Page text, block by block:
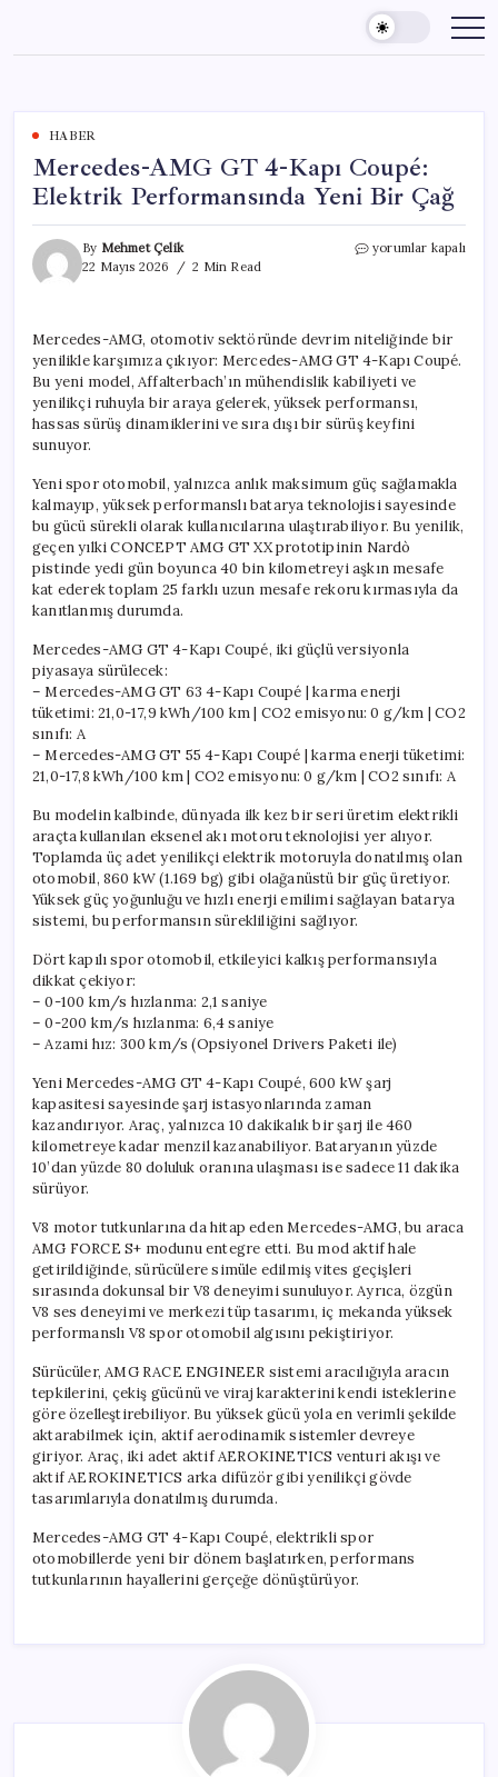
content
HABER
Mercedes-AMG GT 4-Kapı Coupé:
Elektrik Performansında Yeni Bir Çağ
By Mehmet Çelik
22 Mayıs 2026
2 Min Read
Mercedes-
Coupé:
Elektrik
Performansında
Yeni
Çağ
yorumlar kapalı
Mercedes-AMG, otomotiv sektöründe devrim niteliğinde bir
yenilikle karşımıza çıkıyor: Mercedes-AMG GT 4-Kapı Coupé.
Bu yeni model, Affalterbach’ın mühendislik kabiliyeti ve
yenilikçi ruhuyla bir araya gelerek, yüksek performansı,
hassas sürüş dinamiklerini ve sıra dışı bir sürüş keyfini
sunuyor.
Yeni spor otomobil, yalnızca anlık maksimum güç sağlamakla
kalmayıp, yüksek performanslı batarya teknolojisi sayesinde
bu gücü sürekli olarak kullanıcılarına ulaştırabiliyor. Bu yenilik,
geçen yılki CONCEPT AMG GT XX prototipinin Nardò
pistinde yedi gün boyunca 40 bin kilometreyi aşkın mesafe
kat ederek toplam 25 farklı uzun mesafe rekoru kırmasıyla da
kanıtlanmış durumda.
Mercedes-AMG GT 4-Kapı Coupé, iki güçlü versiyonla
piyasaya sürülecek:
– Mercedes-AMG GT 63 4-Kapı Coupé | karma enerji
tüketimi: 21,0-17,9 kWh/100 km | CO2 emisyonu: 0 g/km | CO2
sınıfı: A
– Mercedes-AMG GT 55 4-Kapı Coupé | karma enerji tüketimi:
21,0-17,8 kWh/100 km | CO2 emisyonu: 0 g/km | CO2 sınıfı: A
Bu modelin kalbinde, dünyada ilk kez bir seri üretim elektrikli
araçta kullanılan eksenel akı motoru teknolojisi yer alıyor.
Toplamda üç adet yenilikçi elektrik motoruyla donatılmış olan
otomobil, 860 kW (1.169 bg) gibi olağanüstü bir güç üretiyor.
Yüksek güç yoğunluğu ve hızlı enerji emilimi sağlayan batarya
sistemi, bu performansın sürekliliğini sağlıyor.
Dört kapılı spor otomobil, etkileyici kalkış performansıyla
dikkat çekiyor:
– 0-100 km/s hızlanma: 2,1 saniye
– 0-200 km/s hızlanma: 6,4 saniye
– Azami hız: 300 km/s (Opsiyonel Drivers Paketi ile)
Yeni Mercedes-AMG GT 4-Kapı Coupé, 600 kW şarj
kapasitesi sayesinde şarj istasyonlarında zaman
kazandırıyor. Araç, yalnızca 10 dakikalık bir şarj ile 460
kilometreye kadar menzil kazanabiliyor. Bataryanın yüzde
10’dan yüzde 80 doluluk oranına ulaşması ise sadece 11 dakika
sürüyor.
V8 motor tutkunlarına da hitap eden Mercedes-AMG, bu araca
AMG FORCE S+ modunu entegre etti. Bu mod aktif hale
getirildiğinde, sürücülere simüle edilmiş vites geçişleri
sırasında dokunsal bir V8 deneyimi sunuluyor. Ayrıca, özgün
V8 ses deneyimi ve merkezi tüp tasarımı, iç mekanda yüksek
performanslı V8 spor otomobil algısını pekiştiriyor.
Sürücüler, AMG RACE ENGINEER sistemi aracılığıyla aracın
tepkilerini, çekiş gücünü ve viraj karakterini kendi isteklerine
göre özelleştirebiliyor. Bu yüksek gücü yola en verimli şekilde
aktarabilmek için, aktif aerodinamik sistemler devreye
giriyor. Araç, iki adet aktif AEROKINETICS venturi akışı ve
aktif AEROKINETICS arka difüzör gibi yenilikçi gövde
tasarımlarıyla donatılmış durumda.
Mercedes-AMG GT 4-Kapı Coupé, elektrikli spor
otomobillerde yeni bir dönem başlatırken, performans
tutkunlarının hayallerini gerçeğe dönüştürüyor.